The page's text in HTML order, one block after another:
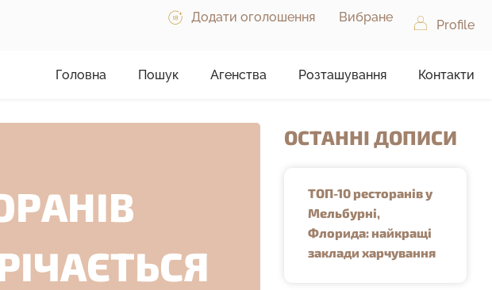
Додати оголошення Вибране
Profile
Головна Пошук Агенства Розташування Контакти
ОСТАННІ ДОПИСИ
ТОП-10 ресторанів у
Мельбурні,
Флорида: найкращі
заклади харчування